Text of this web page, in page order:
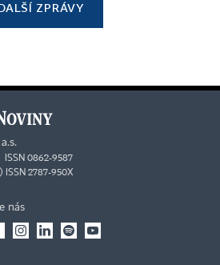
ZPRÁVY
0862-9587
ISSN 2787-950X
nás